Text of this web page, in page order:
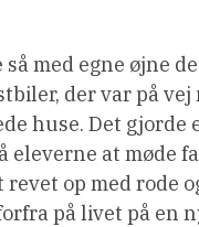
så med egne øjne de
der var på vej
huse. Det gjorde
eleverne at møde
op med rode
på livet på en